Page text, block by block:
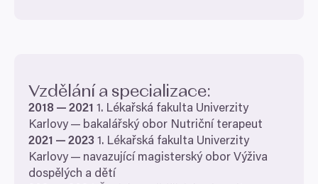
Vzdělání a specializace:
2018 — 2021 1. Lékařská fakulta Univerzity
Karlovy — bakalářský obor Nutriční terapeut
2021 — 2023 1. Lékařská fakulta Univerzity
Karlovy — navazující magisterský obor Výživa
dospělých a dětí